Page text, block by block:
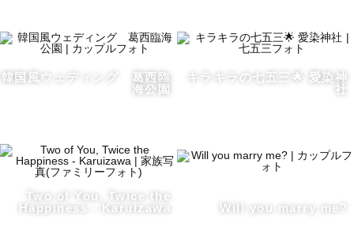
【活動エリア】
メイン：東京23区/千葉/埼玉
詳しくは公式LINEからお問い合わせください。
韓国風ウェディング 葛西臨
海公園
キラキラの七五三🌟 愛染神
社
Two of You, Twice the
Happiness - Karuizawa
Will you marry me?